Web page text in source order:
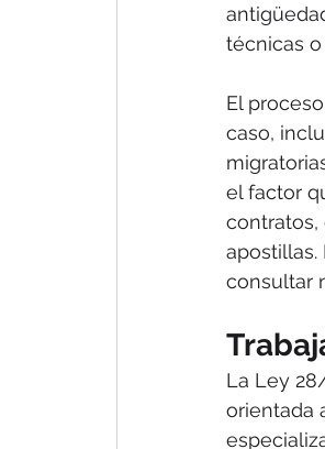
técnicas
El
caso,
el factor
contratos,
consultar
La Ley
orientada